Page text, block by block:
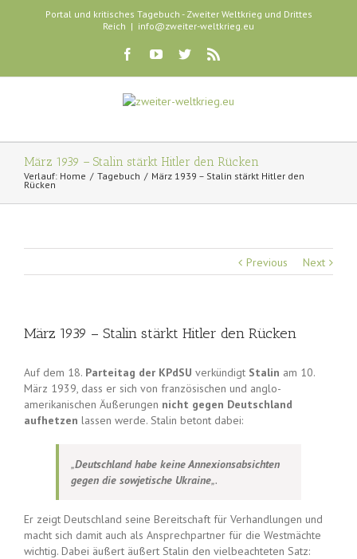
Portal und kritisches Tagebuch - Zweiter Weltkrieg und Drittes
Reich | info@zweiter-weltkrieg.eu
März 1939 – Stalin stärkt Hitler den Rücken
Verlauf: Home Tagebuch März 1939 – Stalin stärkt Hitler den
Rücken
Previous Next
März 1939 – Stalin stärkt Hitler den Rücken
Auf dem 18. Parteitag der KPdSU verkündigt Stalin am 10.
März 1939, dass er sich von französischen und anglo-
amerikanischen Äußerungen nicht gegen Deutschland
aufhetzen lassen werde. Stalin betont dabei:
„Deutschland habe keine Annexionsabsichten
gegen die sowjetische Ukraine„.
Er zeigt Deutschland seine Bereitschaft für Verhandlungen und
macht sich damit auch als Ansprechpartner für die Westmächte
wichtig. Dabei äußert äußert Stalin den vielbeachteten Satz: